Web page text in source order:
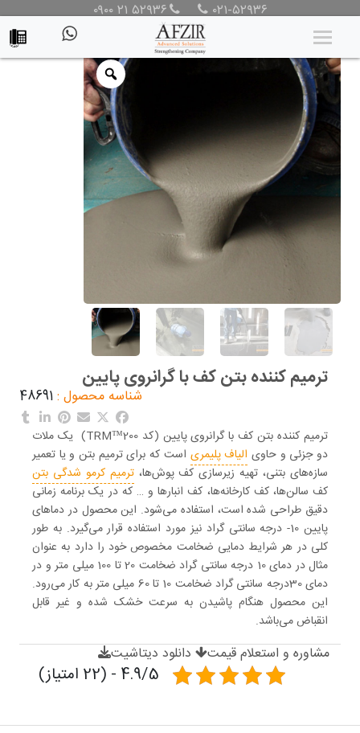
۰۲۱-۵۲۹۳۶ ۰۹۰۰ ۲۱ ۵۲۹۳۶ محصولات/محصولات/محصولات ترمیم بتن/ملات خودتراز و ترمیمی
کف/ ترمیم کننده بتن کف با گرانروی پایین
ترمیم کننده بتن کف با گرانروی پایین
شناسه محصول :48691
ترمیم کننده بتن کف با گرانروی پایین (کد 200™TRM) یک ملات
دو جزئی و حاوی الیاف پلیمری است که برای ترمیم بتن و یا تعمیر
سازه‌های بتنی، تهیه زیرسازی کف پوش‌ها،ترمیم کرمو شدگی بتن
کف سالن‌ها، کف کارخانه‌ها، کف انبارها و … که در یک برنامه زمانی
دقیق طراحی شده است، استفاده می‌شود. این محصول در دماهای
پایین 10- درجه سانتی گراد نیز مورد استفاده قرار می‌گیرد. به طور
کلی در هر شرایط دمایی ضخامت مخصوص خود را دارد به عنوان
مثال در دمای 10 درجه سانتی گراد ضخامت 20 تا 100 میلی متر و در
دمای 30درجه سانتی گراد ضخامت 10 تا 60 میلی متر به کار می‌رود.
این محصول هنگام پاشیدن به سرعت خشک شده و غیر قابل
انقباض می‌باشد.
مشاوره و استعلام قیمت دانلود دیتاشیت
4.9/5 - (22 امتیاز)